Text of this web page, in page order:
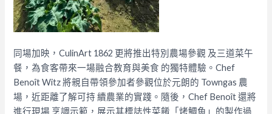
同場加映，CulinArt 1862 更將推出特別農場參觀 及三道菜午
餐，為食客帶來一場融合教育與美食 的獨特體驗。Chef
Benoît Witz 將親自帶領參加者參觀位於元朗的 Towngas 農
場，近距離了解可持 續農業的實踐。隨後，Chef Benoît 還將
進行現場 烹調示範，展示其標誌性菜餚「烤鯛魚」的製作過